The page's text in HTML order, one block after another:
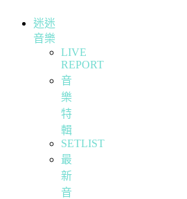
迷迷
音樂
LIVE
REPORT
音
樂
特
輯
SETLIST
最
新
音